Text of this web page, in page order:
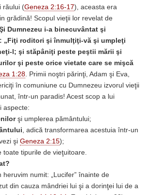
răului (Geneza 2:16-17), aceasta era
grădină! Scopul vieţii lor revelat de
Dumnezeu i-a binecuvântat şi
„Fiţi roditori şi înmulţiţi-vă şi umpleţi
l; şi stăpâniţi peste peştii mării şi
şi peste orice vietate care se mişcă
1:28. Primii noştri părinţi, Adam şi Eva,
în comuniune cu Dumnezeu izvorul vieţii
într-un paradis! Acest scop a lui
aspecte:
şi umplerea pământului;
, adică transformarea acestuia într-un
şi Geneza 2:15);
toate tipurile de vieţuitoare.
heruvim numit: „Lucifer” înainte de
din cauza mândriei lui şi a dorinţei lui de a